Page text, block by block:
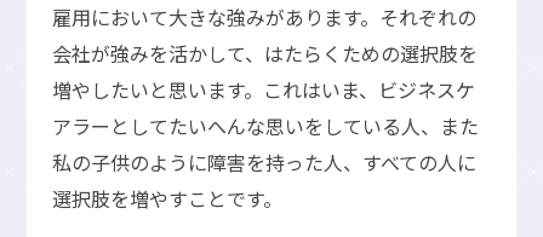
雇用において大きな強みがあります。それぞれの
会社が強みを活かして、はたらくための選択肢を
増やしたいと思います。これはいま、ビジネスケ
アラーとしてたいへんな思いをしている人、また
私の子供のように障害を持った人、すべての人に
選択肢を増やすことです。